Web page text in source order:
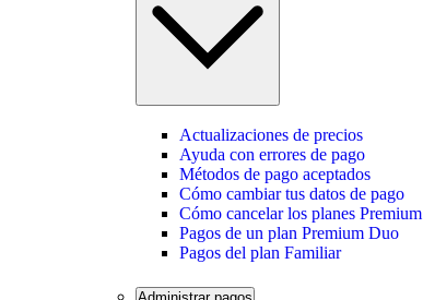
Actualizaciones de precios
Ayuda con errores de pago
Métodos de pago aceptados
Cómo cambiar tus datos de pago
Cómo cancelar los planes Premium
Pagos de un plan Premium Duo
Pagos del plan Familiar